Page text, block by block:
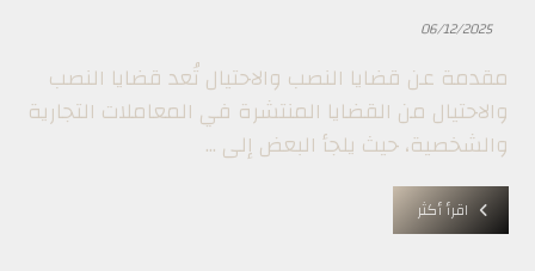
06/12/2025
مقدمة عن قضايا النصب والاحتيال تُعد قضايا النصب
والاحتيال من القضايا المنتشرة في المعاملات التجارية
والشخصية، حيث يلجأ البعض إلى ...
اقرأ أكثر